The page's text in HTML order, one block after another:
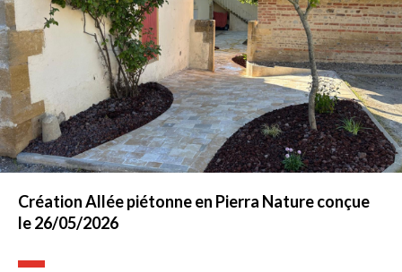
Création Allée piétonne en Pierra Nature conçue
le 26/05/2026